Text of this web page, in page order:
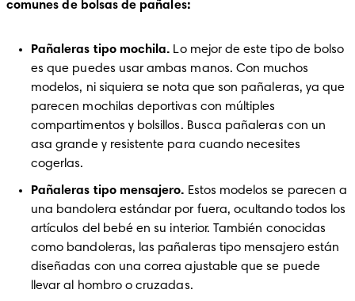
comunes de bolsas de pañales:
Pañaleras tipo mochila. Lo mejor de este tipo de bolso
es que puedes usar ambas manos. Con muchos
modelos, ni siquiera se nota que son pañaleras, ya que
parecen mochilas deportivas con múltiples
compartimentos y bolsillos. Busca pañaleras con un
asa grande y resistente para cuando necesites
cogerlas.
Pañaleras tipo mensajero. Estos modelos se parecen a
una bandolera estándar por fuera, ocultando todos los
artículos del bebé en su interior. También conocidas
como bandoleras, las pañaleras tipo mensajero están
diseñadas con una correa ajustable que se puede
llevar al hombro o cruzadas.